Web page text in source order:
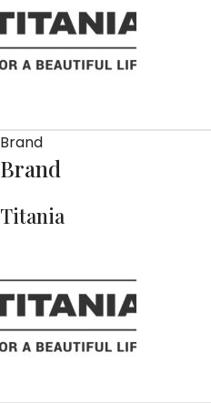
Brand
Brand
Titania